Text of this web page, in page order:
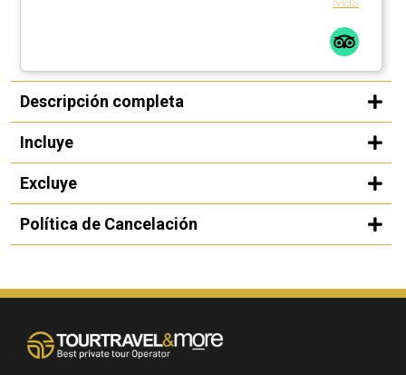
Descripción completa
Incluye
Excluye
Política de Cancelación